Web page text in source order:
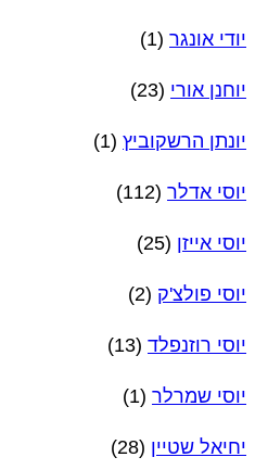
יודי אונגר (1)
יוחנן אורי (23)
יונתן הרשקוביץ (1)
יוסי אדלר (112)
יוסי אייזן (25)
יוסי פולצ'ק (2)
יוסי רוזנפלד (13)
יוסי שמרלר (1)
יחיאל שטיין (28)